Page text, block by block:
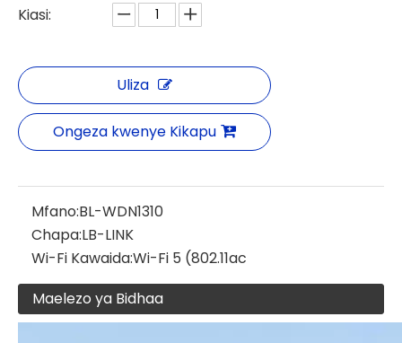
Kiasi:
Uliza
Ongeza kwenye Kikapu
Mfano:BL-WDN1310
Chapa:LB-LINK
Wi-Fi Kawaida:Wi-Fi 5 (802.11ac
Maelezo ya Bidhaa